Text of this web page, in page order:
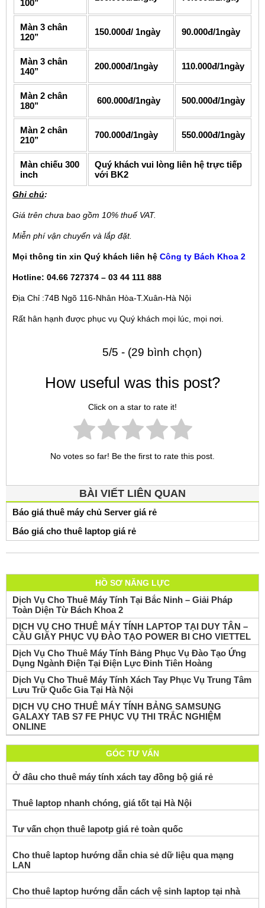
100’’
Màn 3 chân
120’’
150.000đ/ 1ngày 90.000đ/1ngày
Màn 3 chân
140’’
200.000đ/1ngày 110.000đ/1ngày
Màn 2 chân
180’’
600.000đ/1ngày 500.000đ/1ngày
Màn 2 chân
210’’
700.000đ/1ngày 550.000đ/1ngày
Màn chiếu 300
inch
Quý khách vui lòng liên hệ trực tiếp
với BK2
Ghi chú:
Giá trên chưa bao gồm 10% thuế VAT.
Miễn phí vận chuyển và lắp đặt.
Mọi thông tin xin Quý khách liên hệ Công ty Bách Khoa 2
Hotline: 04.66 727374 – 03 44 111 888
Địa Chỉ :74B Ngõ 116-Nhân Hòa-T.Xuân-Hà Nội
Rất hân hạnh được phục vụ Quý khách mọi lúc, mọi nơi.
5/5 - (29 bình chọn)
How useful was this post?
Click on a star to rate it!
No votes so far! Be the first to rate this post.
BÀI VIẾT LIÊN QUAN
Báo giá thuê máy chủ Server giá rẻ
Báo giá cho thuê laptop giá rẻ
HỒ SƠ NĂNG LỰC
Dịch Vụ Cho Thuê Máy Tính Tại Bắc Ninh – Giải Pháp
Toàn Diện Từ Bách Khoa 2
DỊCH VỤ CHO THUÊ MÁY TÍNH LAPTOP TẠI DUY TÂN –
CẦU GIẤY PHỤC VỤ ĐÀO TẠO POWER BI CHO VIETTEL
Dịch Vụ Cho Thuê Máy Tính Bảng Phục Vụ Đào Tạo Ứng
Dụng Ngành Điện Tại Điện Lực Đinh Tiên Hoàng
Dịch Vụ Cho Thuê Máy Tính Xách Tay Phục Vụ Trung Tâm
Lưu Trữ Quốc Gia Tại Hà Nội
DỊCH VỤ CHO THUÊ MÁY TÍNH BẢNG SAMSUNG
GALAXY TAB S7 FE PHỤC VỤ THI TRẮC NGHIỆM
ONLINE
GÓC TƯ VẤN
Ở đâu cho thuê máy tính xách tay đồng bộ giá rẻ
Thuê laptop nhanh chóng, giá tốt tại Hà Nội
Tư vấn chọn thuê lapotp giá rẻ toàn quốc
Cho thuê laptop hướng dẫn chia sẻ dữ liệu qua mạng
LAN
Cho thuê laptop hướng dẫn cách vệ sinh laptop tại nhà